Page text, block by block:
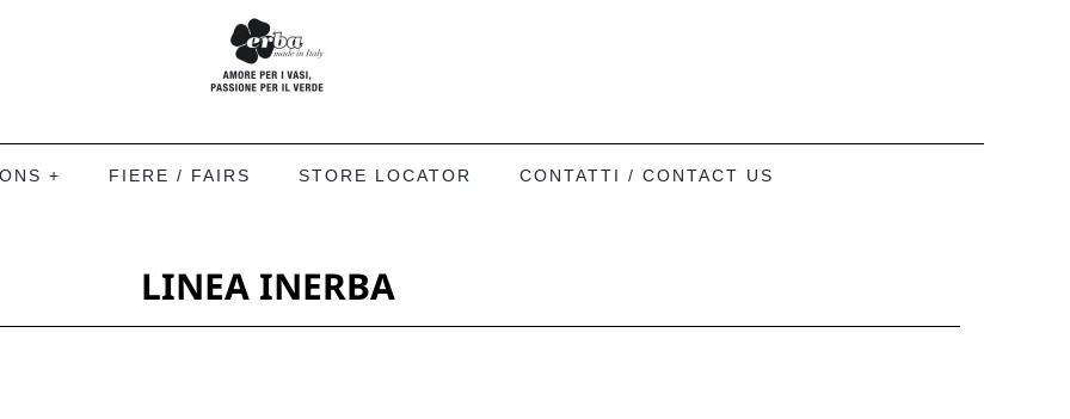
+ FIERE / FAIRS STORE LOCATOR CONTATTI / CONTACT US
LINEA INERBA